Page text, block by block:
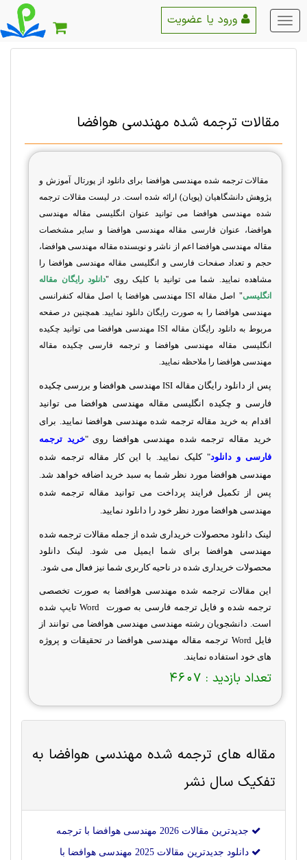
منو
اصلی
مقالات ترجمه شده مهندسی هوافضا
مقالات ترجمه شده مهندسی هوافضا برای دانلود از پورتال آموزش و
پژوهش دانشگاهیان (پویان) ارائه شده است. در لیست مقالات ترجمه
شده مهندسی هوافضا می توانید عنوان انگلیسی مقاله مهندسی
هوافضا، عنوان فارسی مقاله مهندسی هوافضا و سایر مشخصات
مقاله مهندسی هوافضا اعم از ناشر و نویسنده مقاله مهندسی هوافضا،
حجم و تعداد صفحات فارسی و انگلیسی مقاله مهندسی هوافضا را
مشاهده نمایید. شما می توانید با کلیک روی "دانلود رایگان مقاله
انگلیسی" اصل مقاله ISI مهندسی هوافضا یا اصل مقاله کنفرانسی
مهندسی هوافضا را به صورت رایگان دانلود نمایید. همچنین در صفحه
مربوط به دانلود رایگان مقالهISI مهندسی هوافضا می توانید چکیده
انگلیسی مقاله مهندسی هوافضا و ترجمه فارسی چکیده مقاله
مهندسی هوافضا را ملاحظه نمایید.
پس از دانلود رایگان مقاله ISI مهندسی هوافضا و بررسی چکیده
فارسی و چکیده انگلیسی مقاله مهندسی هوافضا می توانید
اقدام به خرید مقاله ترجمه شده مهندسی هوافضا نمایید. برای
خرید مقاله ترجمه شده مهندسی هوافضا روی "خرید ترجمه
فارسی و دانلود" کلیک نمایید. با این کار مقاله ترجمه شده
مهندسی هوافضا مورد نظر شما به سبد خرید اضافه خواهد شد.
پس از تکمیل فرایند پرداخت می توانید مقاله ترجمه شده
مهندسی هوافضا مورد نظر خود را دانلود نمایید.
لینک دانلود محصولات خریداری شده از جمله مقالات ترجمه شده
مهندسی هوافضا برای شما ایمیل می شود. لینک دانلود
محصولات خریداری شده در ناحیه کاربری شما نیز فعال می شود.
این مقالات ترجمه شده مهندسی هوافضا به صورت تخصصی
ترجمه شده و فایل ترجمه فارسی به صورت Word تایپ شده
است. دانشجویان رشته مهندسی مهندسی هوافضا می توانند از
فایلWord ترجمه مقاله مهندسی هوافضا در تحقیقات و پروژه
های خود استفاده نمایند.
تعداد بازدید : 4607
مقاله های ترجمه شدهمهندسی هوافضا به
تفکیک سال نشر
جدیدترین مقالات 2026 مهندسی هوافضا با ترجمه
دانلود جدیدترین مقالات 2025 مهندسی هوافضا با